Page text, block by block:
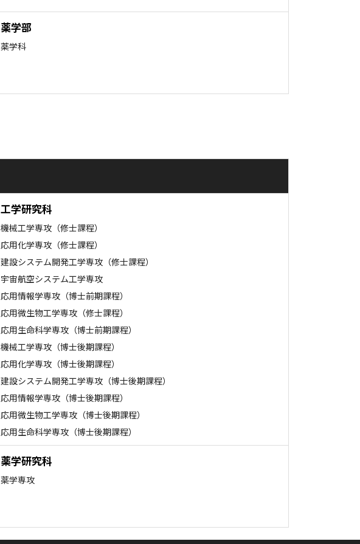
薬学部
薬学科
工学研究科
機械工学専攻（修士課程）
応用化学専攻（修士課程）
建設システム開発工学専攻（修士課程）
宇宙航空システム工学専攻
応用情報学専攻（博士前期課程）
応用微生物工学専攻（修士課程）
応用生命科学専攻（博士前期課程）
機械工学専攻（博士後期課程）
応用化学専攻（博士後期課程）
建設システム開発工学専攻（博士後期課程）
応用情報学専攻（博士後期課程）
応用微生物工学専攻（博士後期課程）
応用生命科学専攻（博士後期課程）
薬学研究科
薬学専攻